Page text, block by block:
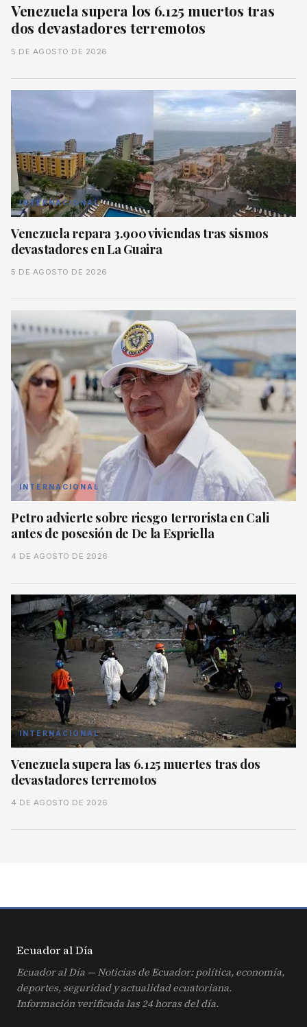
Venezuela supera los 6.125 muertos tras
dos devastadores terremotos
5 DE AGOSTO DE 2026
INTERNACIONAL
Venezuela repara 3.900 viviendas tras sismos
devastadores en La Guaira
5 DE AGOSTO DE 2026
INTERNACIONAL
Petro advierte sobre riesgo terrorista en Cali
antes de posesión de De la Espriella
4 DE AGOSTO DE 2026
INTERNACIONAL
Venezuela supera las 6.125 muertes tras dos
devastadores terremotos
4 DE AGOSTO DE 2026
Ecuador alDía
Ecuador al Día — Noticias de Ecuador: política, economía,
deportes, seguridad y actualidad ecuatoriana.
Información verificada las 24 horas del día.